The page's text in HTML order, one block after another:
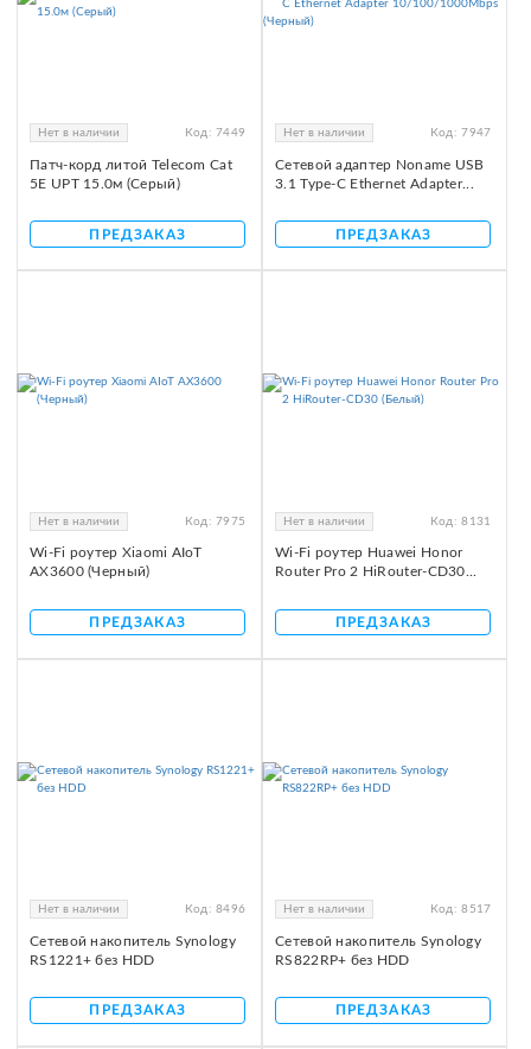
Нет в наличии Код: 7449
Патч-корд литой Telecom Cat
5E UPT 15.0м (Серый)
ПРЕДЗАКАЗ
Нет в наличии Код: 7947
Сетевой адаптер Noname USB
3.1 Type-C Ethernet Adapter...
ПРЕДЗАКАЗ
Нет в наличии Код: 7975
Wi-Fi роутер Xiaomi AIoT
AX3600 (Черный)
ПРЕДЗАКАЗ
Нет в наличии Код: 8131
Wi-Fi роутер Huawei Honor
Router Pro 2 HiRouter-CD30...
ПРЕДЗАКАЗ
Нет в наличии Код: 8496
Сетевой накопитель Synology
RS1221+ без HDD
ПРЕДЗАКАЗ
Нет в наличии Код: 8517
Сетевой накопитель Synology
RS822RP+ без HDD
ПРЕДЗАКАЗ